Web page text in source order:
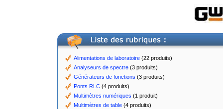
Alimentations de laboratoire(22 produits)
Analyseurs de spectre(3 produits)
Générateurs de fonctions (3 produits)
Ponts RLC(4 produits)
Multimètres numériques (1 produit)
Multimètres de table(4 produits)